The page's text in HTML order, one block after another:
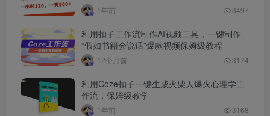
1年前 3497
利用扣子工作流制作AI视频工具，一键制作
“假如书籍会说话”爆款视频保姆级教程
12个月前 3174
利用Coze扣子一键生成火柴人爆火心理学工
作流，保姆级教学
1年前 3168